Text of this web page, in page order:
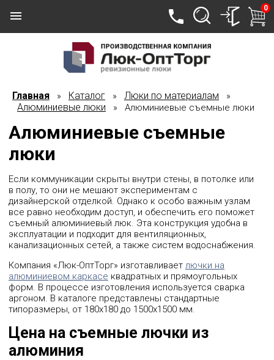
0
Главная » Каталог » Люки по материалам »
Алюминиевые люки » Алюминиевые съемные люки
Алюминиевые съемные
люки
Если коммуникации скрыты внутри стены, в потолке или
в полу, то они не мешают экспериментам с
дизайнерской отделкой. Однако к особо важным узлам
все равно необходим доступ, и обеспечить его поможет
съемный алюминиевый люк. Эта конструкция удобна в
эксплуатации и подходит для вентиляционных,
канализационных сетей, а также систем водоснабжения.
Компания «Люк-ОптТорг» изготавливает лючки на
алюминиевом каркасе квадратных и прямоугольных
форм. В процессе изготовления используется сварка
аргоном. В каталоге представлены стандартные
типоразмеры, от 180х180 до 1500х1500 мм.
Цена на съемные лючки из
алюминия